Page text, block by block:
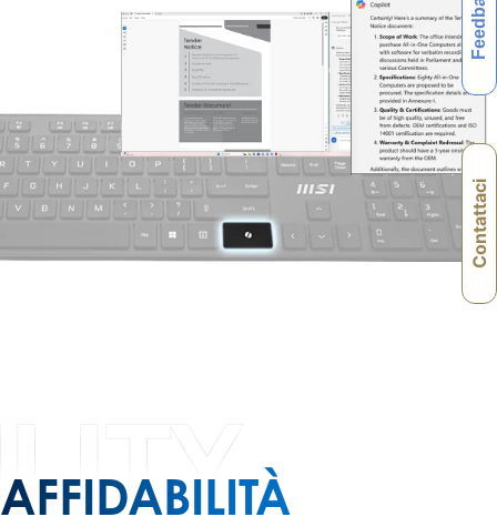
AFFIDABILITÀ
Feedback
Contattaci